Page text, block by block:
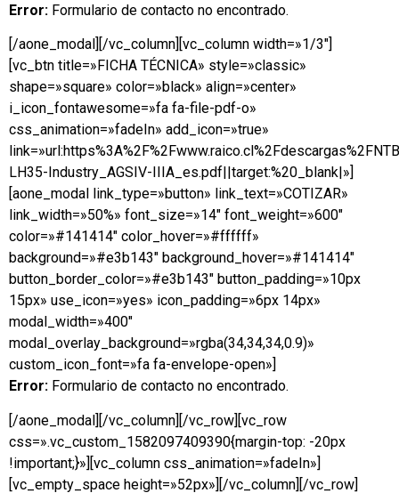
Error: Formulario de contacto no encontrado.
[/aone_modal][/vc_column][vc_column width=»1/3″]
[vc_btn title=»FICHA TÉCNICA» style=»classic»
shape=»square» color=»black» align=»center»
i_icon_fontawesome=»fa fa-file-pdf-o»
css_animation=»fadeIn» add_icon=»true»
LH35-Industry_AGSIV-IIIA_es.pdf||target:%20_blank|»]
[aone_modal link_type=»button» link_text=»COTIZAR»
link_width=»50%» font_size=»14″ font_weight=»600″
color=»#141414″ color_hover=»#ffffff»
background=»#e3b143″ background_hover=»#141414″
button_border_color=»#e3b143″ button_padding=»10px
15px» use_icon=»yes» icon_padding=»6px 14px»
modal_width=»400″
modal_overlay_background=»rgba(34,34,34,0.9)»
custom_icon_font=»fa fa-envelope-open»]
Error: Formulario de contacto no encontrado.
[/aone_modal][/vc_column][/vc_row][vc_row
css=».vc_custom_1582097409390{margin-top: -20px
!important;}»][vc_column css_animation=»fadeIn»]
[vc_empty_space height=»52px»][/vc_column][/vc_row]